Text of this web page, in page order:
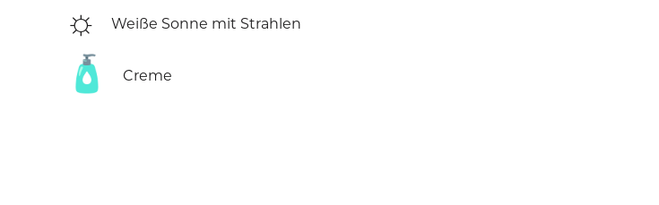
☼ Weiße Sonne mit Strahlen
🧴 Creme